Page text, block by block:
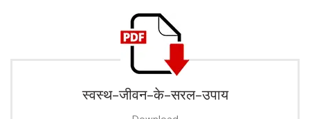
स्वस्थ-जीवन-के-सरल-उपाय